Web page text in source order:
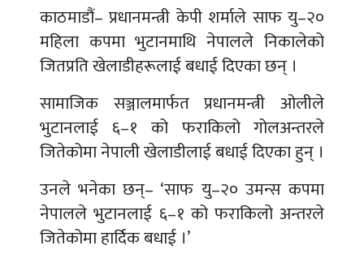
काठमाडौं– प्रधानमन्त्री केपी शर्माले साफ यु–२०
महिला कपमा भुटानमाथि नेपालले निकालेको
जितप्रति खेलाडीहरूलाई बधाई दिएका छन् ।
सामाजिक सञ्जालमार्फत प्रधानमन्त्री ओलीले
भुटानलाई ६–१ को फराकिलो गोलअन्तरले
जितेकोमा नेपाली खेलाडीलाई बधाई दिएका हुन् ।
उनले भनेका छन्– ‘साफ यु–२० उमन्स कपमा
नेपालले भुटानलाई ६–१ को फराकिलो अन्तरले
जितेकोमा हार्दिक बधाई ।’